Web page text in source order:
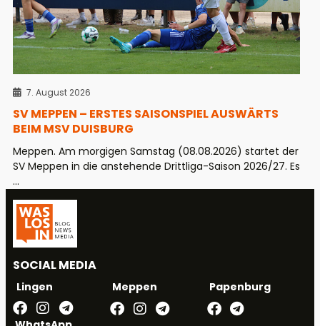
7. August 2026
SV MEPPEN – ERSTES SAISONSPIEL AUSWÄRTS
BEIM MSV DUISBURG
Meppen. Am morgigen Samstag (08.08.2026) startet der
SV Meppen in die anstehende Drittliga-Saison 2026/27. Es
...
SOCIAL MEDIA
Lingen Meppen Papenburg